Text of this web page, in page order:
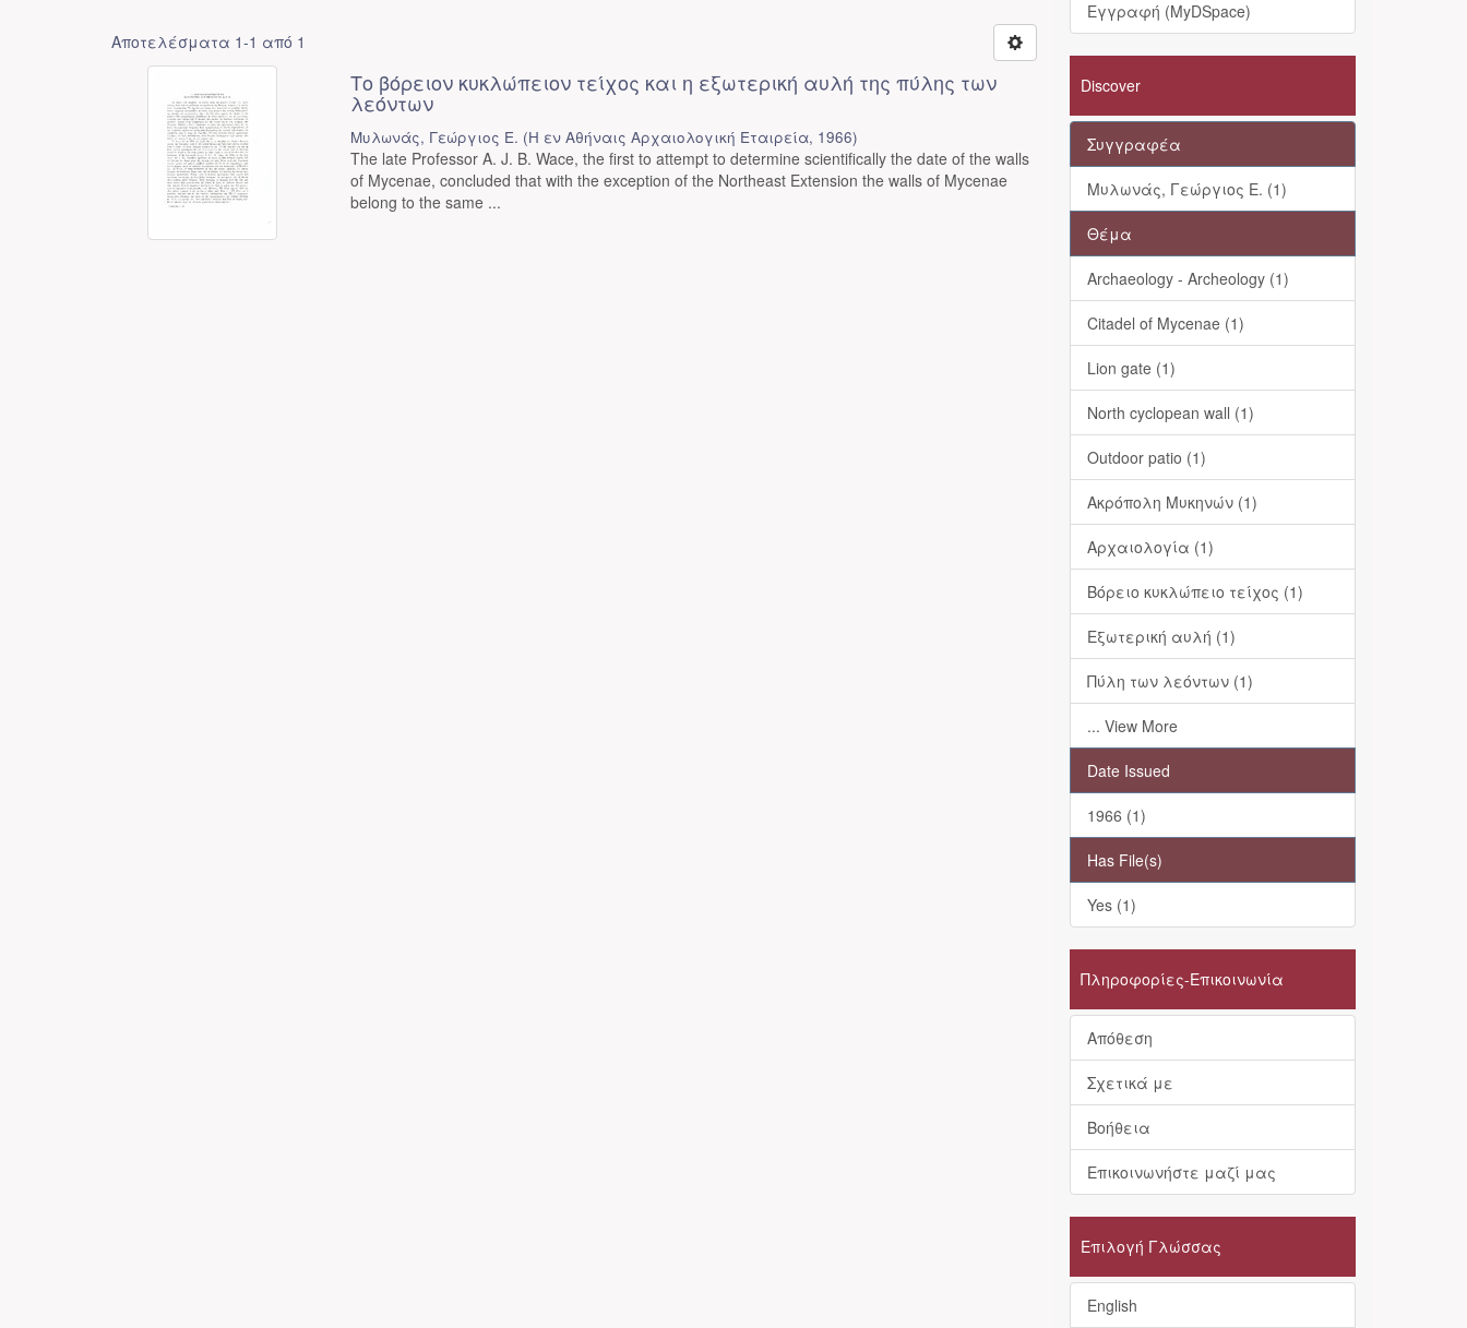
Αποτελέσματα 1-1 από 1
Το βόρειον κυκλώπειον τείχος και η εξωτερική αυλή της πύλης των
λεόντων
Μυλωνάς, Γεώργιος Ε. (Η εν Αθήναις Αρχαιολογική Εταιρεία, 1966)
The late Professor A. J. B. Wace, the first to attempt to determine scientifically the date of the walls
of Mycenae, concluded that with the exception of the Northeast Extension the walls of Mycenae
belong to the same ...
Εγγραφή (MyDSpace)
Discover
Συγγραφέα
Μυλωνάς, Γεώργιος Ε. (1)
Θέμα
Archaeology - Archeology (1)
Citadel of Mycenae (1)
Lion gate (1)
North cyclopean wall (1)
Outdoor patio (1)
Ακρόπολη Μυκηνών (1)
Αρχαιολογία (1)
Βόρειο κυκλώπειο τείχος (1)
Εξωτερική αυλή (1)
Πύλη των λεόντων (1)
... View More
Date Issued
1966 (1)
Has File(s)
Yes (1)
Πληροφορίες-Επικοινωνία
Απόθεση
Σχετικά με
Βοήθεια
Επικοινωνήστε μαζί μας
Επιλογή Γλώσσας
English